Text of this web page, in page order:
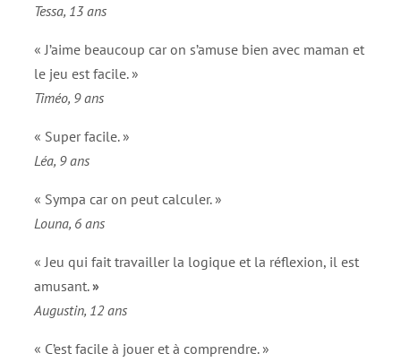
Tessa, 13 ans
« J’aime beaucoup car on s’amuse bien avec maman et
le jeu est facile. »
Timéo, 9 ans
« Super facile. »
Léa, 9 ans
« Sympa car on peut calculer. »
Louna, 6 ans
« Jeu qui fait travailler la logique et la réflexion, il est
amusant.»
Augustin, 12 ans
« C’est facile à jouer et à comprendre. »